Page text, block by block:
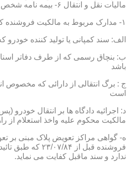
مالیات نقل و انتقال ۶- بیمه نامه شخص ثالث معتبر ۷-کارت سوخت
۱- مدارک مربوط به مالکیت فروشنده که عبارتند از
الف: سند کمپانی یا تولید کننده خودرو
ب: بنچاق رسمی که از طرف دفاتر
باشد
ج : برگ انتقالی از دارائی که مخصوص
است
د: اجرائیه دادگاه ها بر انتقال خودرو
مالکیت محکوم علیه واخذ استعلام از
ه- گواهی مراکز تعویض پلاک مبنی بر
فروشنده قبل از ۲۳/
ندارد و سند ماقبل کفایت می نماید.